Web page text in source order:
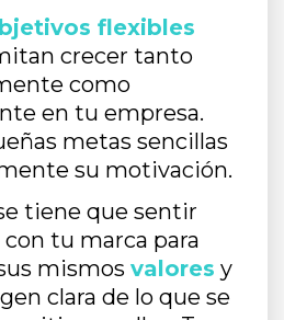
flexibles
crecer tanto
como
en tu empresa.
metas sencillas
su motivación.
tiene que sentir
tu marca para
mismos valores y
clara de lo que se